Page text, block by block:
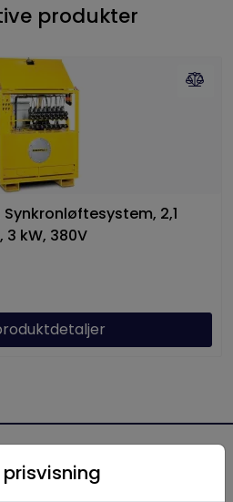
produkter
Synkronløftesystem, 2,1
kW, 380V